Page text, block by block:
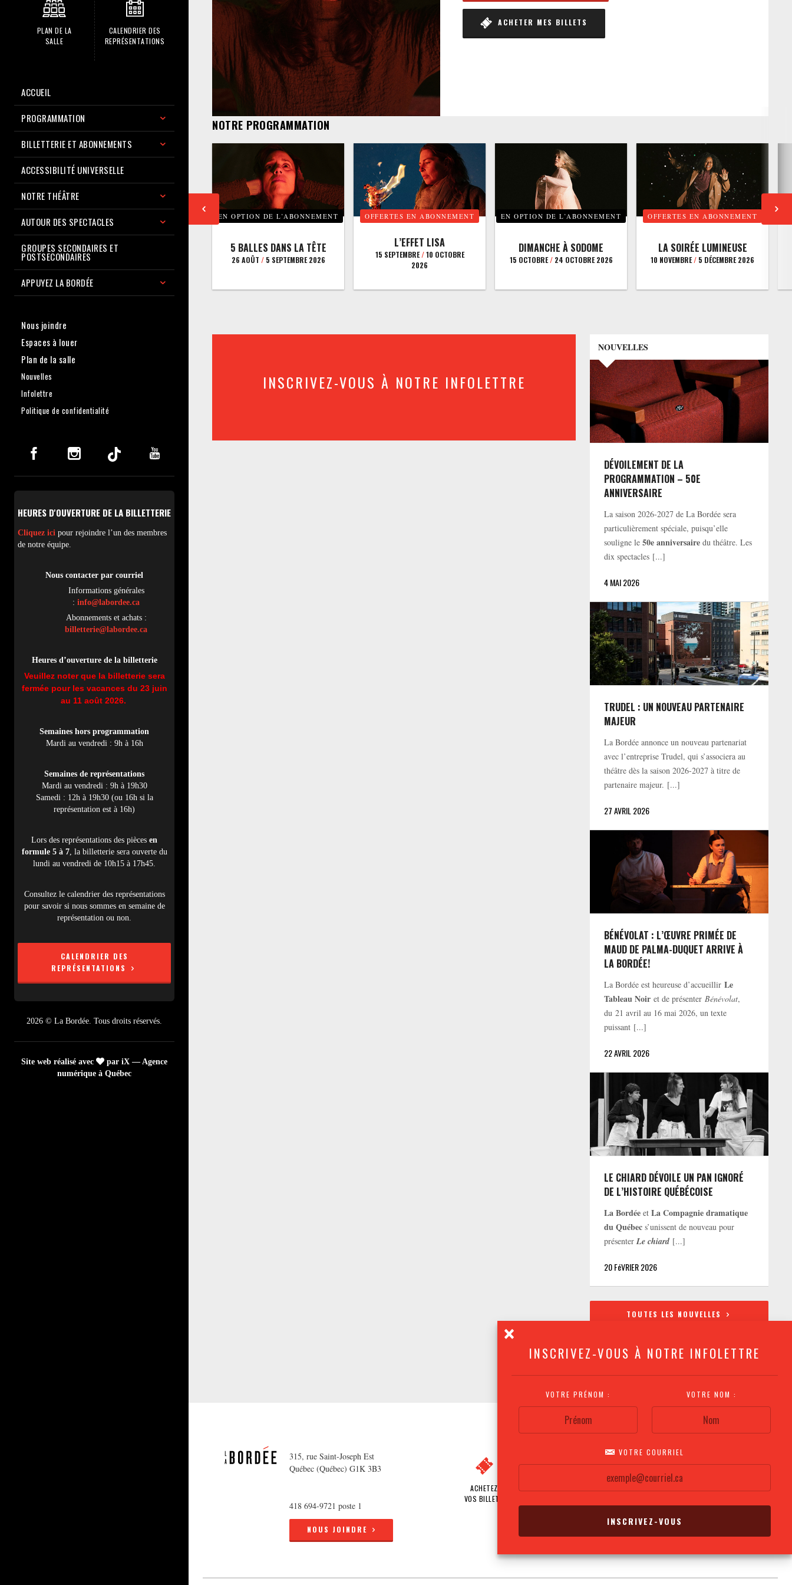
INSCRIVEZ-VOUS À NOTRE INFOLETTRE
VOTRE PRÉNOM : VOTRE NOM :
VOTRE COURRIEL
PLAN DE LA
SALLE
CALENDRIER DES
REPRÉSENTATIONS
ACCUEIL
PROGRAMMATION
BILLETTERIE ET ABONNEMENTS
ACCESSIBILITÉ UNIVERSELLE
NOTRE THÉÂTRE
AUTOUR DES SPECTACLES
GROUPES SECONDAIRES ET
POSTSECONDAIRES
APPUYEZ LA BORDÉE
Nous joindre
Espaces à louer
Plan de la salle
Nouvelles
Infolettre
Politique de confidentialité
HEURES D'OUVERTURE DE LA BILLETTERIE
Cliquez ici pour rejoindre l’un des membres
de notre équipe.
Nous contacter par courriel
Informations générales
: info@labordee.ca
Abonnements et achats :
billetterie@labordee.ca
Heures d’ouverture de la billetterie
Veuillez noter que la billetterie sera
fermée pour les vacances du 23 juin
au 11 août 2026.
Semaines hors programmation
Mardi au vendredi : 9h à 16h
Semaines de représentations
Mardi au vendredi : 9h à 19h30
Samedi : 12h à 19h30 (ou 16h si la
représentation est à 16h)
Lors des représentations des pièces en
formule 5 à 7, la billetterie sera ouverte du
lundi au vendredi de 10h15 à 17h45.
Consultez le calendrier des représentations
pour savoir si nous sommes en semaine de
représentation ou non.
CALENDRIER DES
REPRÉSENTATIONS
2026 © La Bordée. Tous droits réservés.
Site web réalisé avec
par iX — Agence
numérique à Québec
ACHETER MES BILLETS
NOTRE PROGRAMMATION
EN OPTION DE L’ABONNEMENT
5 BALLES DANS LA TÊTE
26 AOÛT /5 SEPTEMBRE 2026
OFFERTES EN ABONNEMENT
L’EFFET LISA
15 SEPTEMBRE/10 OCTOBRE
2026
EN OPTION DE L’ABONNEMENT
DIMANCHE À SODOME
15 OCTOBRE/24 OCTOBRE 2026
OFFERTES EN ABONNEMENT
LA SOIRÉE LUMINEUSE
10 NOVEMBRE/ 5 DÉCEMBRE 2026
INSCRIVEZ-VOUS À NOTRE INFOLETTRE
NOUVELLES
DÉVOILEMENT DE LA
PROGRAMMATION – 50E
ANNIVERSAIRE
La saison 2026-2027 de La Bordée sera
particulièrement spéciale, puisqu’elle
souligne le50e anniversaire du théâtre. Les
dix spectacles [...]
4 MAI 2026
TRUDEL : UN NOUVEAU PARTENAIRE
MAJEUR
La Bordée annonce un nouveau partenariat
avec l’entreprise Trudel, qui s’associera au
théâtre dès la saison 2026-2027 à titre de
partenaire majeur. [...]
27 AVRIL 2026
BÉNÉVOLAT : L’ŒUVRE PRIMÉE DE
MAUD DE PALMA-DUQUET ARRIVE À
LA BORDÉE!
La Bordée est heureuse d’accueillirLe
Tableau Noir et de présenterBénévolat,
du 21 avril au 16 mai 2026, un texte
puissant [...]
22 AVRIL 2026
LE CHIARD DÉVOILE UN PAN IGNORÉ
DE L’HISTOIRE QUÉBÉCOISE
La Bordée etLa Compagnie dramatique
du Québec s’unissent de nouveau pour
présenterLe chiard [...]
20 FéVRIER 2026
TOUTES LES NOUVELLES
315, rue Saint-Joseph Est
Québec (Québec) G1K 3B3
418 694-9721 poste 1
NOUS JOINDRE
ACHETEZ
VOS BILLETS